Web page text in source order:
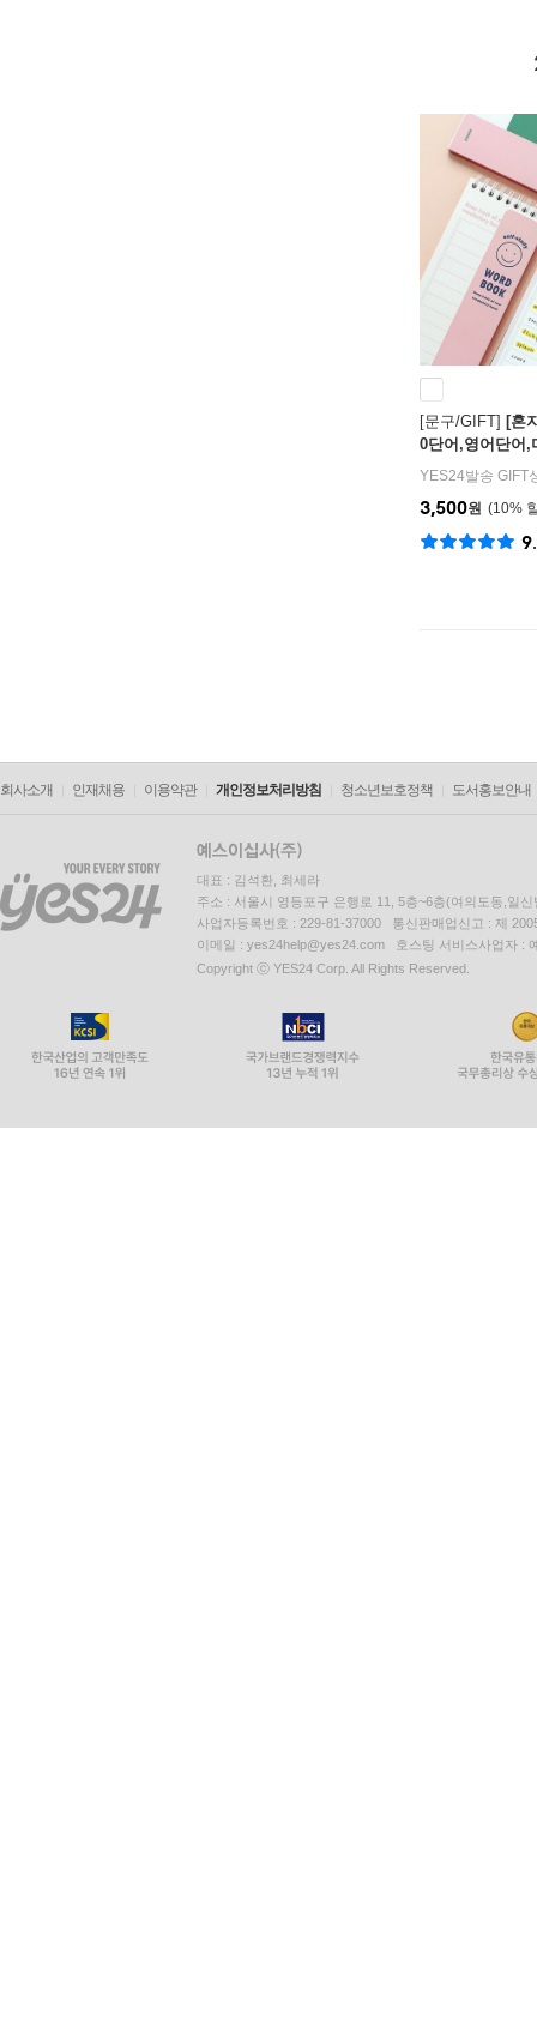
[문구/GIFT] [혼
0단어,영어단어,
YES24발송 GIFT
10%
3,500원
회사소개 인재채용 이용약관 개인정보처리방침 청소년보호정책 도서홍보안내
대표 : 김석환, 최세라
주소 : 서울시 영등포구 은행로 11, 5층~6층(여의도동,일신
사업자등록번호 : 229-81-37000 통신판매업신고 : 제
이메일 : yes24help@yes24.com 호스팅 서비스사업자 :
Copyright ⓒ YES24 Corp. All Rights Reserved.